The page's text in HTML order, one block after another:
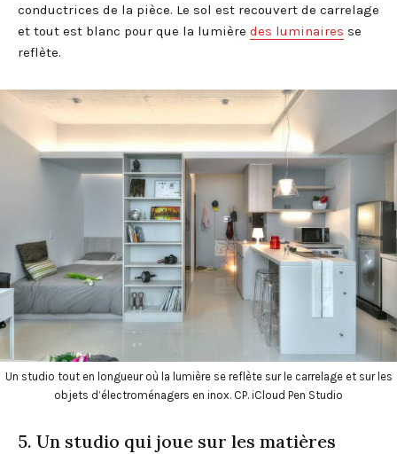
conductrices de la pièce. Le sol est recouvert de carrelage
et tout est blanc pour que la lumière des luminaires se
reflète.
Un studio tout en longueur où la lumière se reflète sur le carrelage et sur les
objets d’électroménagers en inox. CP. iCloud Pen Studio
5. Un studio qui joue sur les matières